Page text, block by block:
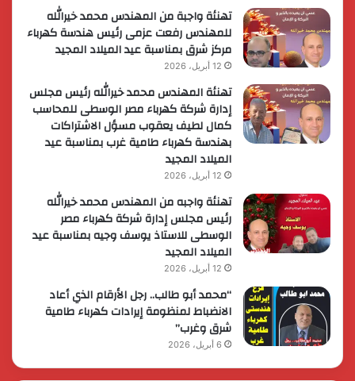
تهنئة واجبة من المهندس محمد خيرالله
للمهندس رفعت عزمى رئيس هندسة كهرباء
مركز شرق بمناسبة عيد الميلاد المجيد
12 أبريل، 2026
تهنئة المهندس محمد خيرالله رئيس مجلس
إدارة شركة كهرباء مصر الوسطى للمحاسب
كمال لطيف يعقوب مسؤل الاشتراكات
بهندسة كهرباء طامية غرب بمناسبة عيد
الميلاد المجيد
12 أبريل، 2026
تهنئة واجبه من المهندس محمد خيرالله
رئيس مجلس إدارة شركة كهرباء مصر
الوسطى للاستاذ يوسف وجيه بمناسبة عيد
الميلاد المجيد
12 أبريل، 2026
“محمد أبو طالب.. رجل الأرقام الذي أعاد
الانضباط لمنظومة إيرادات كهرباء طامية
شرق وغرب”
6 أبريل، 2026